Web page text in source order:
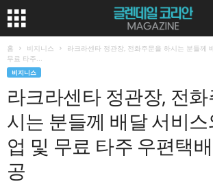
홈 비지니스
라크라센타 정관장, 전화주문을 하시는 분들께
무료 타주...
비지니스
라크라센타 정관장, 전
시는 분들께 배달 서비스
업 및 무료 타주 우편택
공